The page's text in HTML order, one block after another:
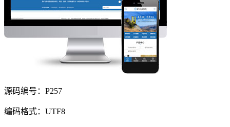
源码编号：P257
编码格式：UTF8